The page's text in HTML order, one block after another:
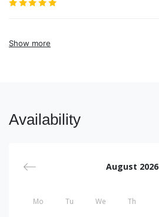
Show more
Availability
August 2026
Mo Tu We Th